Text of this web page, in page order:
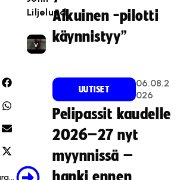
Liljelund.
a
s
v
k
Seuraava
Aikuinen -pilotti
käynnistyy”
UUTISET
06.08.2
026
Pelipassit kaudelle
2026–27 nyt
myynnissä –